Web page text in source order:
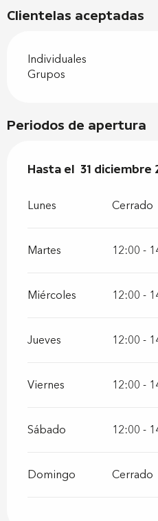
Clientelas aceptadas
Individuales
Grupos
Periodos de apertura
Del2 enero 2026al
Hasta el 31 diciembre
Lunes Cerrado
Martes 12:00 -
Miércoles 12:00 -
Jueves 12:00 -
Viernes 12:00 -
Sábado 12:00 -
Domingo Cerrado